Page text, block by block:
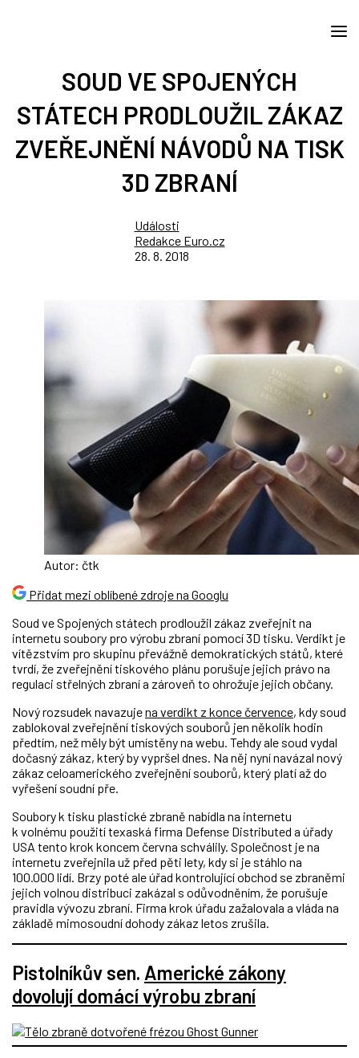
SOUD VE SPOJENÝCH
STÁTECH PRODLOUŽIL ZÁKAZ
ZVEŘEJNĚNÍ NÁVODŮ NA TISK
3D ZBRANÍ
Události
Redakce Euro.cz
28. 8. 2018
Autor: čtk
Přidat mezi oblíbené zdroje na Googlu
Soud ve Spojených státech prodloužil zákaz zveřejnit na
internetu soubory pro výrobu zbraní pomocí 3D tisku. Verdikt je
vítězstvím pro skupinu převážně demokratických států, které
tvrdí, že zveřejnění tiskového plánu porušuje jejich právo na
regulaci střelných zbraní a zároveň to ohrožuje jejich občany.
Nový rozsudek navazujena verdikt z konce července, kdy soud
zablokoval zveřejnění tiskových souborů jen několik hodin
předtím, než měly být umístěny na webu. Tehdy ale soud vydal
dočasný zákaz, který by vypršel dnes. Na něj nyní navázal nový
zákaz celoamerického zveřejnění souborů, který platí až do
vyřešení soudní pře.
Soubory k tisku plastické zbraně nabídla na internetu
k volnému použití texaská firma Defense Distributed a úřady
USA tento krok koncem června schválily. Společnost je na
internetu zveřejnila už před pěti lety, kdy si je stáhlo na
100.000 lidí. Brzy poté ale úřad kontrolující obchod se zbraněmi
jejich volnou distribuci zakázal s odůvodněním, že porušuje
pravidla vývozu zbraní. Firma krok úřadu zažalovala a vláda na
základě mimosoudní dohody zákaz letos zrušila.
Pistolníkův sen. Americké zákony
dovolují domácí výrobu zbraní